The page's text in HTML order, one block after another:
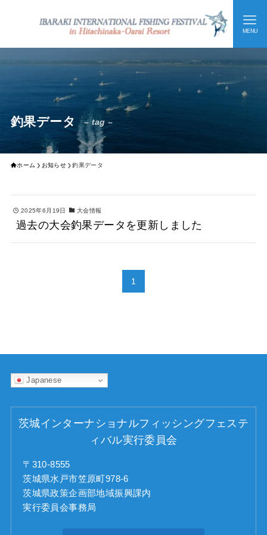
MENU
釣果データ – tag –
ホーム お知らせ 釣果データ
2025年6月19日 大会情報
過去の大会釣果データを更新しました
1
Japanese
茨城インターナショナルフィッシングフェステ
ィバル実行委員会
〒310-8555
茨城県水戸市笠原町978-6
茨城県政策企画部地域振興課内
実行委員会事務局